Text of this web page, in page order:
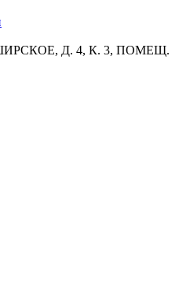
Д. 4, К. 3, ПОМЕЩ.